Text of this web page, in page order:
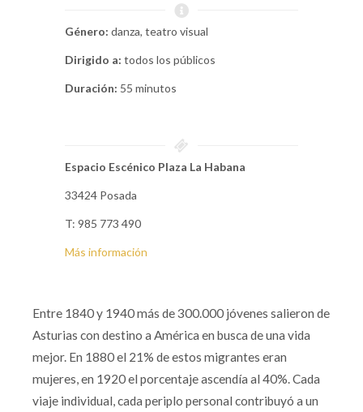
Género: danza, teatro visual
Dirigido a: todos los públicos
Duración: 55 minutos
Espacio Escénico Plaza La Habana
33424 Posada
T: 985 773 490
Más información
Entre 1840 y 1940 más de 300.000 jóvenes salieron de
Asturias con destino a América en busca de una vida
mejor. En 1880 el 21% de estos migrantes eran
mujeres, en 1920 el porcentaje ascendía al 40%. Cada
viaje individual, cada periplo personal contribuyó a un